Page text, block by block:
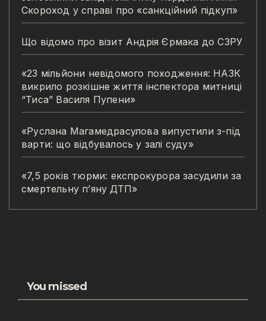
Скороход у справі про «санкційний підкуп»
Що відомо про візит Андрія Єрмака до СЗРУ
«23 мільйони невідомого походження: НАЗК
викрило розкішне життя інспектора митниці
“Тиса” Василя Пупени»
«Руслана Магамедрасулова випустили з-під
варти: що відбувалось у залі суду»
«7,5 років тюрми: експрокурора засудили за
смертельну п’яну ДТП»
You missed